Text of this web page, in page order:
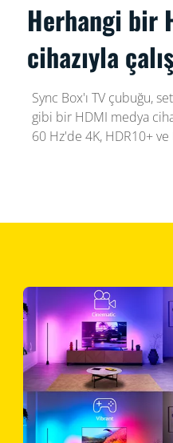
Herhangi bir
cihazıyla
Sync Box'ı TV çubuğu,
gibi bir HDMI medya
60 Hz'de 4K, HDR10+